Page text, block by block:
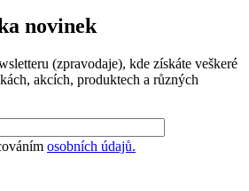
novinek
(zpravodaje), kde získáte veškeré
akcích, produktech a různých
osobních údajů.